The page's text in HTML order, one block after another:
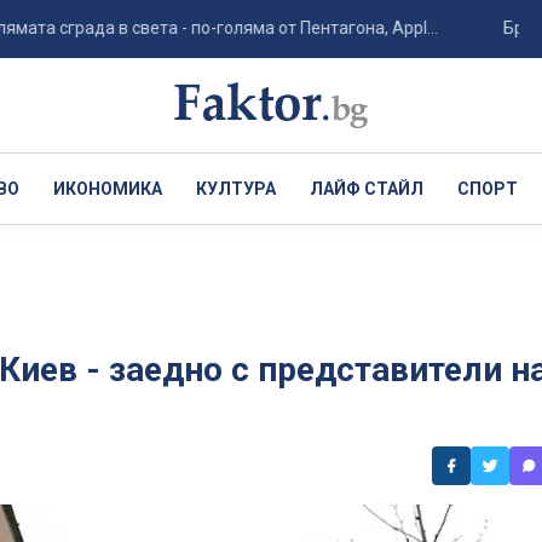
в света - по-голяма от Пентагона, Appl...
ИКОНОМИКА КУЛТУРА ЛАЙФ СТАЙЛ СПОРТ
- заедно с представители